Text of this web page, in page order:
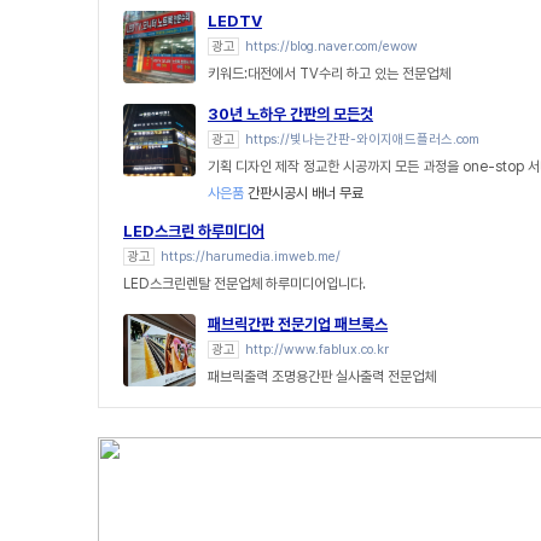
LEDTV
광고 https://blog.naver.com/ewow
키워드:대전에서 TV수리 하고 있는 전문업체
30년 노하우 간판의 모든것
광고 https://빛나는간판-와이지애드플러스.com
기획 디자인 제작 정교한 시공까지 모든 과정을 one-stop
사은품 간판시공시 배너 무료
LED스크린 하루미디어
광고 https://harumedia.imweb.me/
LED스크린렌탈 전문업체 하루미디어입니다.
패브릭간판 전문기업 패브룩스
광고 http://www.fablux.co.kr
패브릭출력 조명용간판 실사출력 전문업체